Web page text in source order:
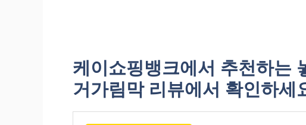
케이쇼핑뱅크에서 추천하는
거가림막 리뷰에서 확인하세